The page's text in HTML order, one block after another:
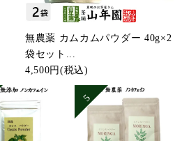
無農薬 カムカムパウダー 40g×2
袋セット...
4,500円(税込)